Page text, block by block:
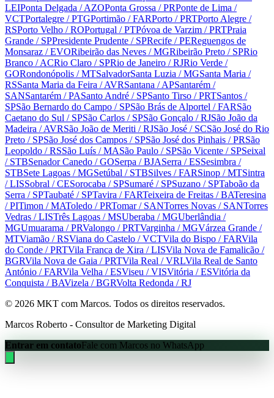
LEIPonta Delgada / AZOPonta Grossa / PRPonte de Lima /
VCTPortalegre / PTGPortimão / FARPorto / PRTPorto Alegre /
RSPorto Velho / ROPortugal / PTPóvoa de Varzim / PRTPraia
Grande / SPPresidente Prudente / SPRecife / PEReguengos de
Monsaraz / EVORibeirão das Neves / MGRibeirão Preto / SPRio
Branco / ACRio Claro / SPRio de Janeiro / RJRio Verde /
GORondonópolis / MTSalvadorSanta Luzia / MGSanta Maria /
RSSanta Maria da Feira / AVRSantana / APSantarém /
SANSantarém / PASanto André / SPSanto Tirso / PRTSantos /
SPSão Bernardo do Campo / SPSão Brás de Alportel / FARSão
Caetano do Sul / SPSão Carlos / SPSão Gonçalo / RJSão João da
Madeira / AVRSão João de Meriti / RJSão José / SCSão José do Rio
Preto / SPSão José dos Campos / SPSão José dos Pinhais / PRSão
Leopoldo / RSSão Luís / MASão Paulo / SPSão Vicente / SPSeixal
/ STBSenador Canedo / GOSerpa / BJASerra / ESSesimbra /
STBSete Lagoas / MGSetúbal / STBSilves / FARSinop / MTSintra
/ LISSobral / CESorocaba / SPSumaré / SPSuzano / SPTaboão da
Serra / SPTaubaté / SPTavira / FARTeixeira de Freitas / BATeresina
/ PITimon / MAToledo / PRTomar/ SANTorres Novas / SANTorres
Vedras / LISTrês Lagoas / MSUberaba / MGUberlândia /
MGUmuarama / PRValongo / PRTVarginha / MGVárzea Grande /
MTViamão / RSViana do Castelo / VCTVila do Bispo / FARVila
do Conde / PRTVila Franca de Xira / LISVila Nova de Famalicão /
BGRVila Nova de Gaia / PRTVila Real / VRLVila Real de Santo
António / FARVila Velha / ESViseu / VISVitória / ESVitória da
Conquista / BAVizela / BGRVolta Redonda / RJ
© 2026 MKT com Marcos. Todos os direitos reservados.
Marcos Roberto - Consultor de Marketing Digital
Entrar em contatoFale com Marcos no WhatsApp